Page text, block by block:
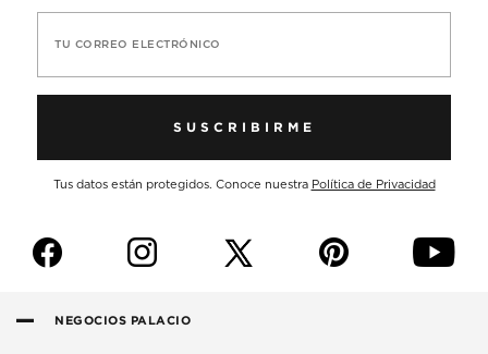
TU CORREO ELECTRÓNICO
SUSCRIBIRME
Tus datos están protegidos. Conoce nuestra Política de Privacidad
f i p y
NEGOCIOS PALACIO